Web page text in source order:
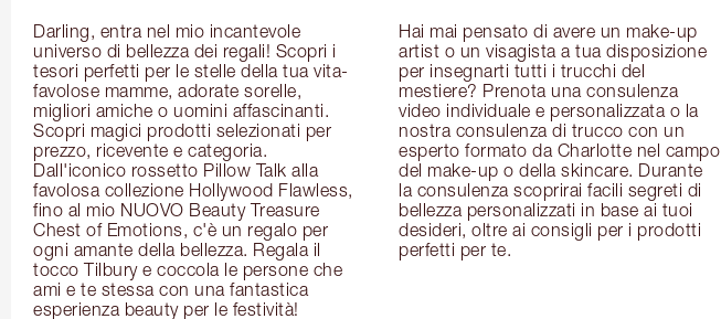
Darling, entra nel mio incantevole
universo di bellezza dei regali! Scopri i
tesori perfetti per le stelle della tua vita-
favolose mamme, adorate sorelle,
migliori amiche o uomini affascinanti.
Scopri magici prodotti selezionati per
prezzo, ricevente e categoria.
Dall'iconico rossetto Pillow Talk alla
favolosa collezione Hollywood Flawless,
fino al mio NUOVO Beauty Treasure
Chest of Emotions, c'è un regalo per
ogni amante della bellezza. Regala il
tocco Tilbury e coccola le persone che
ami e te stessa con una fantastica
esperienza beauty per le festività!
Hai mai pensato di avere un make-up
artist o un visagista a tua disposizione
per insegnarti tutti i trucchi del
mestiere? Prenota una consulenza
video individuale e personalizzata o la
nostra consulenza di trucco con un
esperto formato da Charlotte nel campo
del make-up o della skincare. Durante
la consulenza scoprirai facili segreti di
bellezza personalizzati in base ai tuoi
desideri, oltre ai consigli per i prodotti
perfetti per te.